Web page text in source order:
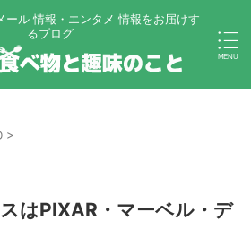
ール 情報・エンタメ 情報をお届けす
るブログ
>
はPIXAR・マーベル・デ